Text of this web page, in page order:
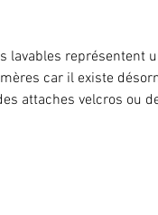
lavables représentent
car il existe
attaches velcros ou